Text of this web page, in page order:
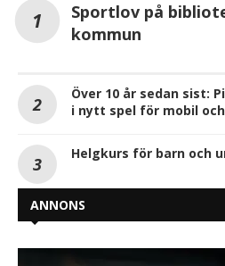
Sportlov på
kommun
Över 10 år sedan sist:
i nytt spel för mobil
Helgkurs för barn och
ANNONS